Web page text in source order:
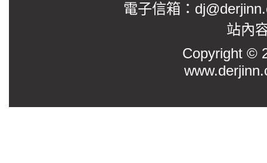
電子信箱：
站內
Copyright ©